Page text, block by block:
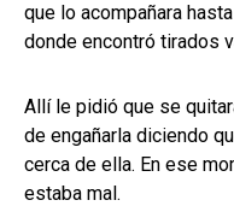
que lo acompañara
donde encontró tirados
Allí le pidió que se
de engañarla diciendo
cerca de ella. En ese
estaba mal.